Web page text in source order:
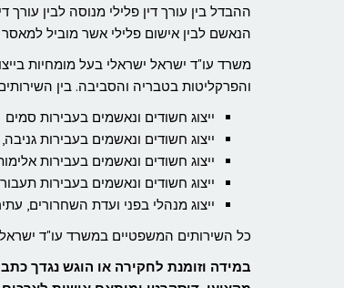
ההבדל בין עורך דין פלילי מנוסה לבין
הנאשם לבין אישום פלילי אשר מוביל
משרד עו"ד ישראל ישראלי בעל מומחיות
והפרקליטות בטבריה והסביבה. בין
ייצוג חשודים ונאשמים בעבירות סמים
ייצוג חשודים ונאשמים בעבירות גניבה,
ייצוג חשודים ונאשמים בעבירות
ייצוג חשודים ונאשמים בעבירות
ייצוג מנהלי בפני ועדת השחרורים,
כל השירותים המשפטיים במשרד עו"ד